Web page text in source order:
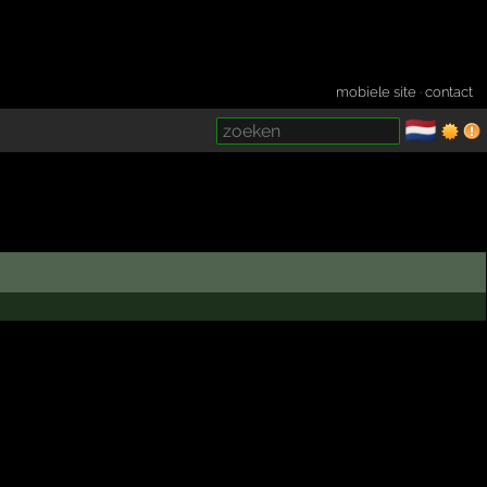
mobiele site ·contact
🇳🇱